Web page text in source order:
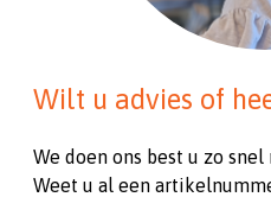
Wilt u advies of
We doen ons best u zo
Weet u al een